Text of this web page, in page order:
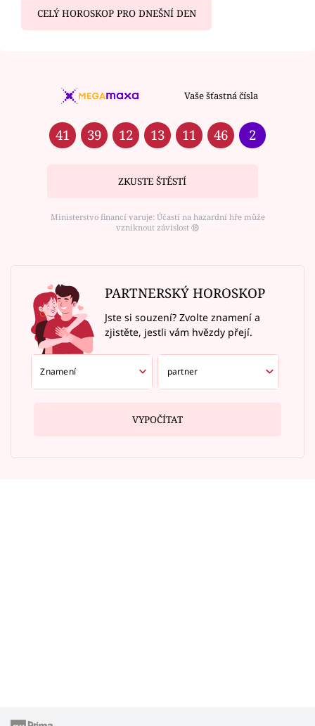
CELÝ HOROSKOP PRO DNEŠNÍ DEN
Vaše šťastná čísla
41 39 12 13 11 46 2
ZKUSTE ŠTĚSTÍ
Ministerstvo financí varuje: Účastí na hazardní hře může
vzniknout závislost ⑱
PARTNERSKÝ HOROSKOP
Jste si souzení? Zvolte znamení a
zjistěte, jestli vám hvězdy přejí.
VYPOČÍTAT